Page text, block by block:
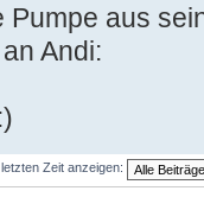
Pumpe aus
Andi:
Zeit anzeigen: